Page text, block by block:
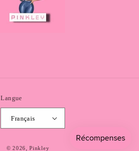
Langue
Français
© 2026,Pinkley